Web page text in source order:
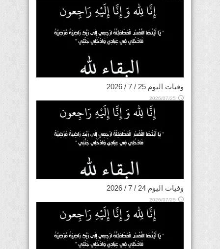
وفيات اليوم 25 / 7 / 2026
2026/07/25
وفيات اليوم 24 / 7 / 2026
2026/07/25